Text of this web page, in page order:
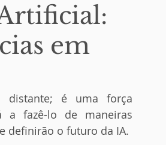
em
distante; é uma força
a fazê-lo de maneiras
definirão o futuro da IA.